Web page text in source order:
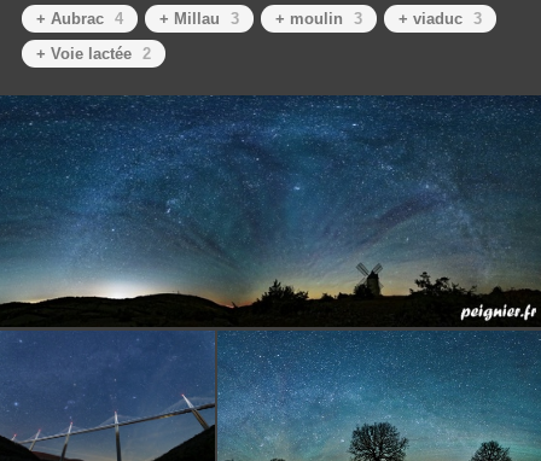
+ Aubrac 4 + Millau 3 + moulin 3 + viaduc 3
+ Voie lactée 2